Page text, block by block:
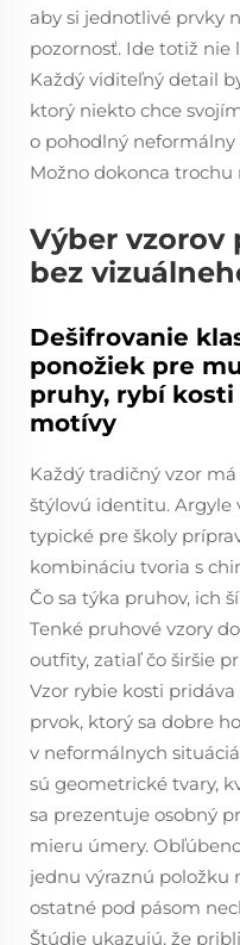
aby si jednotlivé prvky
pozornosť. Ide totiž nie
Každý viditeľný detail
ktorý niekto chce
o pohodlný neformálny
Možno dokonca trochu
Výber vzorov
bez
Dešifrovanie
ponožiek pre
pruhy, rybí
motívy
Každý tradičný vzor
štýlovú identitu. Argyle
typické pre školy
kombináciu tvoria s
Čo sa týka pruhov, ich
Tenké pruhové vzory
outfity, zatiaľ čo širšie
Vzor rybie kosti
prvok, ktorý sa dobre
v neformálnych
sú geometrické tvary,
sa prezentuje osobný
mieru úmery.
jednu výraznú položku
ostatné pod pásom
Štúdie ukazujú, že